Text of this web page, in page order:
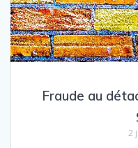
Fraude au
2